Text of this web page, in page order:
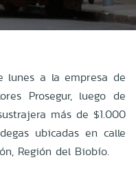
lunes a la empresa de
Prosegur, luego de
más de $1.000
ubicadas en calle
Región del Biobío.